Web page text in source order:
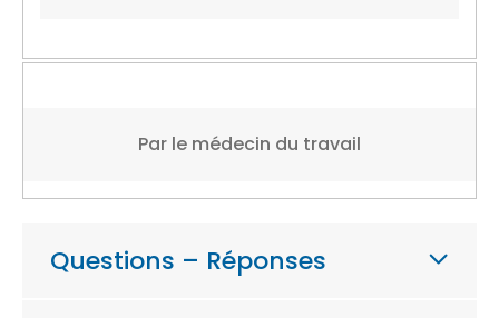
Par le médecin du travail
Questions – Réponses